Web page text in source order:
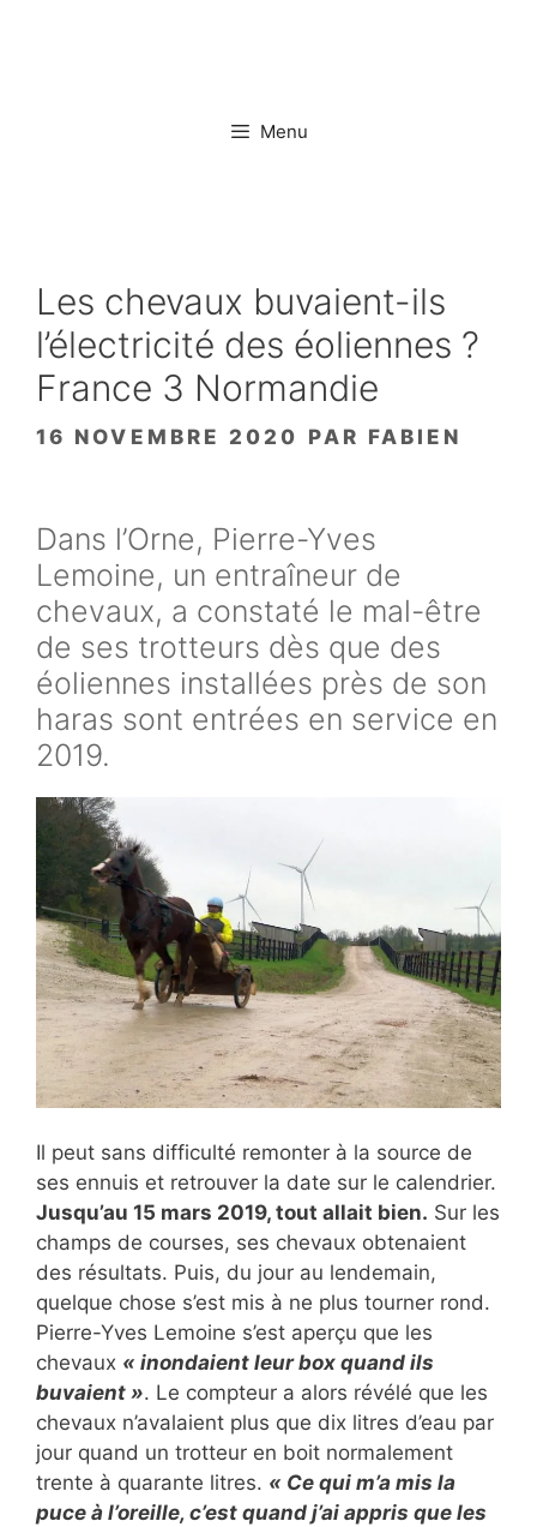
Menu
Les chevaux buvaient-ils
l’électricité des éoliennes ?
France 3 Normandie
16 NOVEMBRE 2020 PAR FABIEN
Dans l’Orne, Pierre-Yves
Lemoine, un entraîneur de
chevaux, a constaté le mal-être
de ses trotteurs dès que des
éoliennes installées près de son
haras sont entrées en service en
2019.
Il peut sans difficulté remonter à la source de
ses ennuis et retrouver la date sur le calendrier.
Jusqu’au 15 mars 2019, tout allait bien. Sur les
champs de courses, ses chevaux obtenaient
des résultats. Puis, du jour au lendemain,
quelque chose s’est mis à ne plus tourner rond.
Pierre-Yves Lemoine s’est aperçu que les
chevaux « inondaient leur box quand ils
buvaient ». Le compteur a alors révélé que les
chevaux n’avalaient plus que dix litres d’eau par
jour quand un trotteur en boit normalement
trente à quarante litres. « Ce qui m’a mis la
puce à l’oreille, c’est quand j’ai appris que les